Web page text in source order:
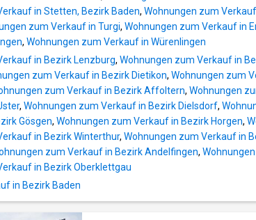
in Stetten, Bezirk Baden, Wohnungen zum
zum Verkauf in Turgi, Wohnungen zum Verkauf in
, Wohnungen zum Verkauf in Würenlingen
in Bezirk Lenzburg, Wohnungen zum Verkauf in
zum Verkauf in Bezirk Dietikon, Wohnungen zum
zum Verkauf in Bezirk Affoltern, Wohnungen
, Wohnungen zum Verkauf in Bezirk Dielsdorf,
Gösgen, Wohnungen zum Verkauf in Bezirk Horgen,
in Bezirk Winterthur, Wohnungen zum Verkauf in
zum Verkauf in Bezirk Andelfingen,
in Bezirk Oberklettgau
in Bezirk Baden